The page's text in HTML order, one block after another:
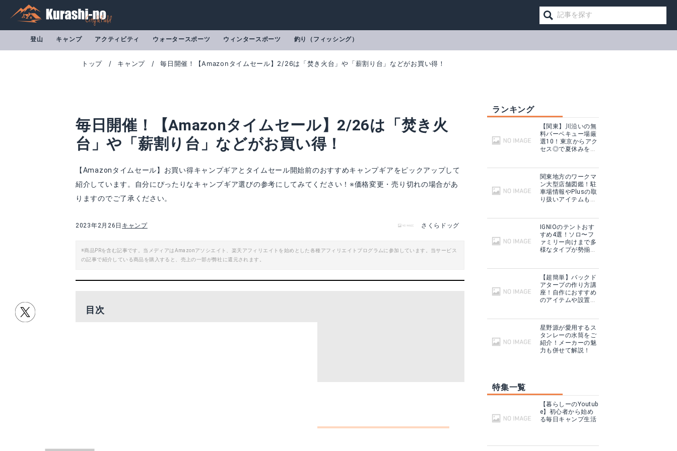
登山 キャンプ アクティビティ ウォータースポーツ ウィンタースポーツ 釣り（フィッシング）
トップ キャンプ 毎日開催！【Amazonタイムセール】2/26は「焚き火台」や「薪割り台」などがお買い得！
毎日開催！【Amazonタイムセール】2/26は「焚き火
台」や「薪割り台」などがお買い得！
【Amazonタイムセール】お買い得キャンプギアとタイムセール開始前のおすすめキャンプギアをピックアップして
紹介しています。自分にぴったりなキャンプギア選びの参考にしてみてください！※価格変更・売り切れの場合があ
りますのでご了承ください。
2023年2月26日 キャンプ さくらドッグ
※商品PRを含む記事です。当メディアはAmazonアソシエイト、楽天アフィリエイトを始めとした各種アフィリエイトプログラムに参加しています。当サービス
の記事で紹介している商品を購入すると、売上の一部が弊社に還元されます。
目次
ランキング
【関東】川沿いの無
料バーベキュー場厳
選10！東京からアク
セス◎で夏休みを満
関東地方のワークマ
ン大型店舗図鑑！駐
車場情報やPlusの取
り扱いアイテムも紹
IGNIOのテントおす
すめ4選！ソロ〜フ
ァミリー向けまで多
様なタイプが勢揃
【超簡単】バックド
アタープの作り方講
座！自作におすすめ
のアイテムや設置方
星野源が愛用するス
タンレーの水筒をご
紹介！メーカーの魅
力も併せて解説！
特集一覧
【暮らしーのYoutub
e】初心者から始め
る毎日キャンプ生活